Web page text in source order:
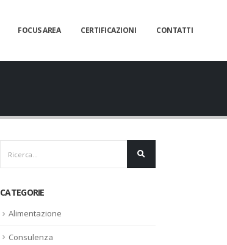
FOCUS AREA CERTIFICAZIONI CONTATTI
CATEGORIE
Alimentazione
Consulenza